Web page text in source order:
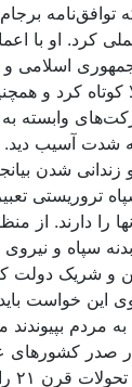
کرد. او با
اسلامی و
کوتاه کرد و
وابسته به
شدت آسیب
و زندانی شدن
تروریستی
را دارند.
سپاه و
این خواست
مردم
صدر کشورهای